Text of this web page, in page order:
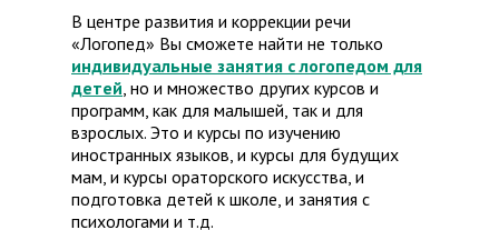
В центре развития и коррекции речи
«Логопед» Вы сможете найти не только
индивидуальные занятия с логопедом для
детей, но и множество других курсов и
программ, как для малышей, так и для
взрослых. Это и курсы по изучению
иностранных языков, и курсы для будущих
мам, и курсы ораторского искусства, и
подготовка детей к школе, и занятия с
психологами и т.д.